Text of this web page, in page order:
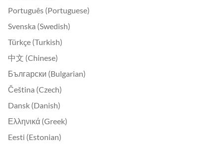
Português (Portuguese)
Svenska (Swedish)
Türkçe (Turkish)
中文 (Chinese)
Български (Bulgarian)
Čeština (Czech)
Dansk (Danish)
Ελληνικά (Greek)
Eesti (Estonian)